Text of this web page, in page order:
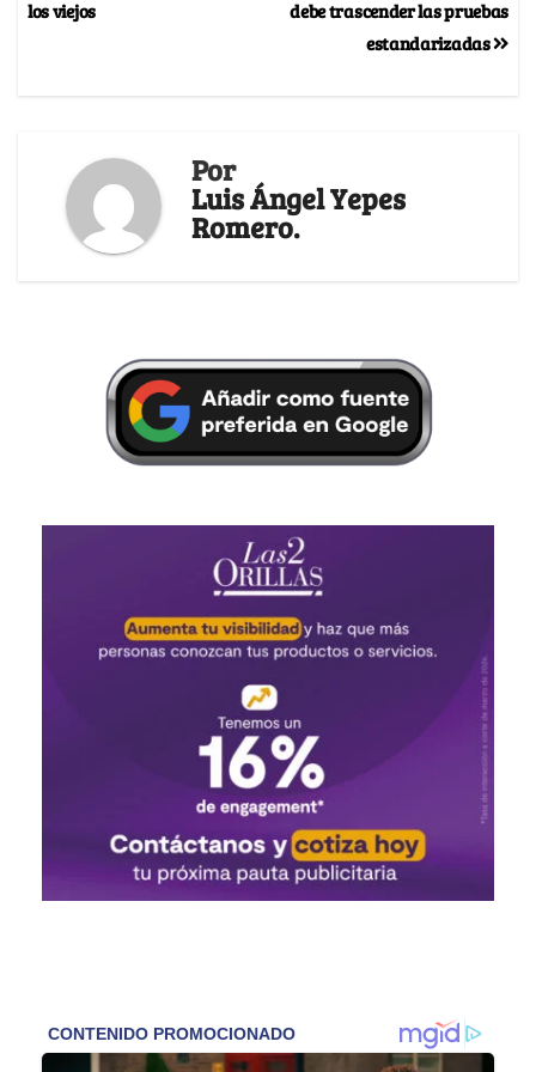
debe trascender las pruebas
estandarizadas
los viejos
Por
Luis Ángel Yepes
Romero.